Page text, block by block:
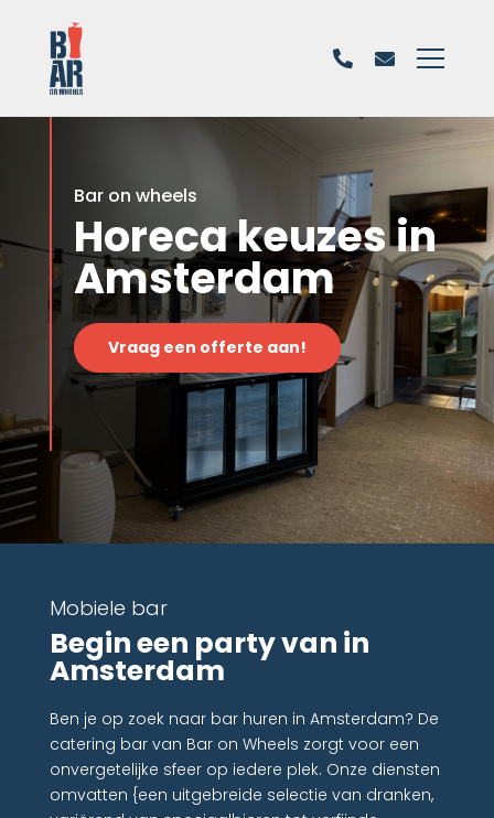
Bar on wheels
Horeca keuzes in
Amsterdam
Vraag een offerte aan!
Mobiele bar
Begin een party van in
Amsterdam
Ben je op zoek naar bar huren in Amsterdam? De
catering bar van Bar on Wheels zorgt voor een
onvergetelijke sfeer op iedere plek. Onze diensten
omvatten {een uitgebreide selectie van dranken,